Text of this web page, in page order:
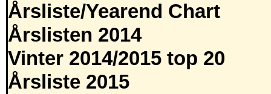
Årsliste/Yearend Chart
Årslisten 2014
Vinter 2014/2015 top 20
Årsliste 2015